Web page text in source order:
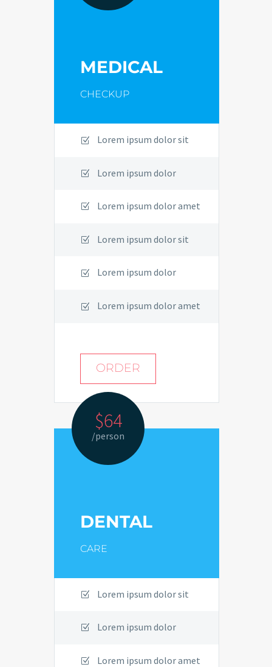
MEDICAL
CHECKUP
Lorem ipsum dolor sit
Lorem ipsum dolor
Lorem ipsum dolor amet
Lorem ipsum dolor sit
Lorem ipsum dolor
Lorem ipsum dolor amet
ORDER
DENTAL
CARE
$64
/person
Lorem ipsum dolor sit
Lorem ipsum dolor
Lorem ipsum dolor amet